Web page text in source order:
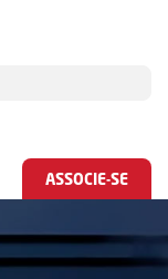
ASSOCIE-SE